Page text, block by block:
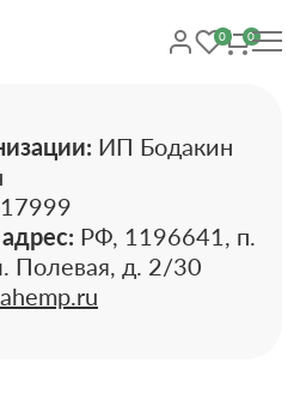
0 0
ИП Бодакин
РФ, 1196641, п.
Полевая, д. 2/30